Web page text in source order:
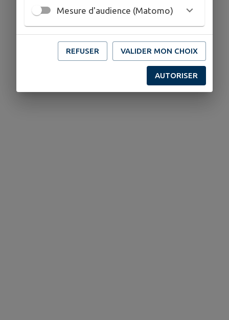
Mesure d'audience (Matomo)
REFUSER VALIDER MON CHOIX
AUTORISER